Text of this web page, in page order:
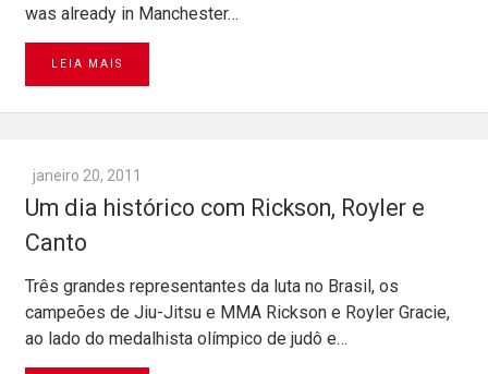
was already in Manchester…
LEIA MAIS
janeiro 20, 2011
Um dia histórico com Rickson, Royler e
Canto
Três grandes representantes da luta no Brasil, os
campeões de Jiu-Jitsu e MMA Rickson e Royler Gracie,
ao lado do medalhista olímpico de judô e…